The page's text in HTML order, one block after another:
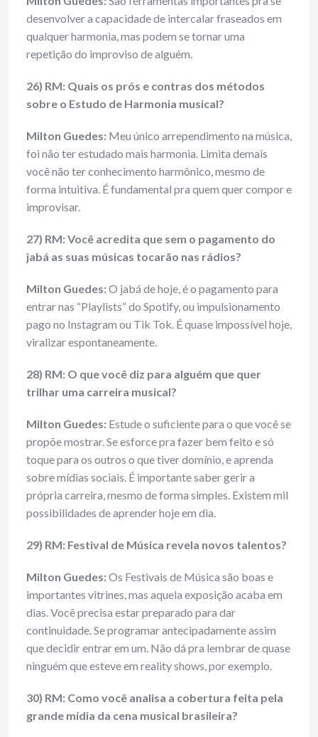
desenvolver a capacidade de intercalar fraseados em
qualquer harmonia, mas podem se tornar uma
repetição do improviso de alguém.
26) RM: Quais os prós e contras dos métodos
sobre o Estudo de Harmonia musical?
Milton Guedes: Meu único arrependimento na música,
foi não ter estudado mais harmonia. Limita demais
você não ter conhecimento harmônico, mesmo de
forma intuitiva. É fundamental pra quem quer compor e
improvisar.
27) RM: Você acredita que sem o pagamento do
jabá as suas músicas tocarão nas rádios?
Milton Guedes:O jabá de hoje, é o pagamento para
entrar nas “Playlists” do Spotify, ou impulsionamento
pago no Instagram ou Tik Tok. É quase impossível hoje,
viralizar espontaneamente.
28) RM: O que você diz para alguém que quer
trilhar uma carreira musical?
Milton Guedes: Estude o suficiente para o que você se
propõe mostrar. Se esforce pra fazer bem feito e só
toque para os outros o que tiver domínio, e aprenda
sobre mídias sociais. É importante saber gerir a
própria carreira, mesmo de forma simples. Existem mil
possibilidades de aprender hoje em dia.
29) RM: Festival de Música revela novos talentos?
Milton Guedes:Os Festivais de Música são boas e
importantes vitrines, mas aquela exposição acaba em
dias. Você precisa estar preparado para dar
continuidade. Se programar antecipadamente assim
que decidir entrar em um. Não dá pra lembrar de quase
ninguém que esteve em reality shows, por exemplo.
30) RM: Como você analisa a cobertura feita pela
grande mídia da cena musical brasileira?